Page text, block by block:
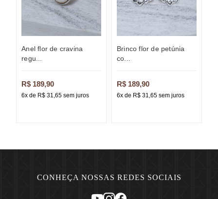
anel flor de cravina
regu...
R$ 189,90
6x de R$ 31,65 sem juros
brinco flor de petúnia
co...
R$ 189,90
6x de R$ 31,65 sem juros
CONHEÇA NOSSAS REDES SOCIAIS